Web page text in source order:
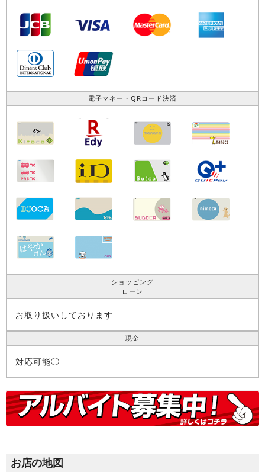
電子マネー・QRコード決済
ショッピング
ローン
お取り扱いしております
現金
対応可能◯
お店の地図